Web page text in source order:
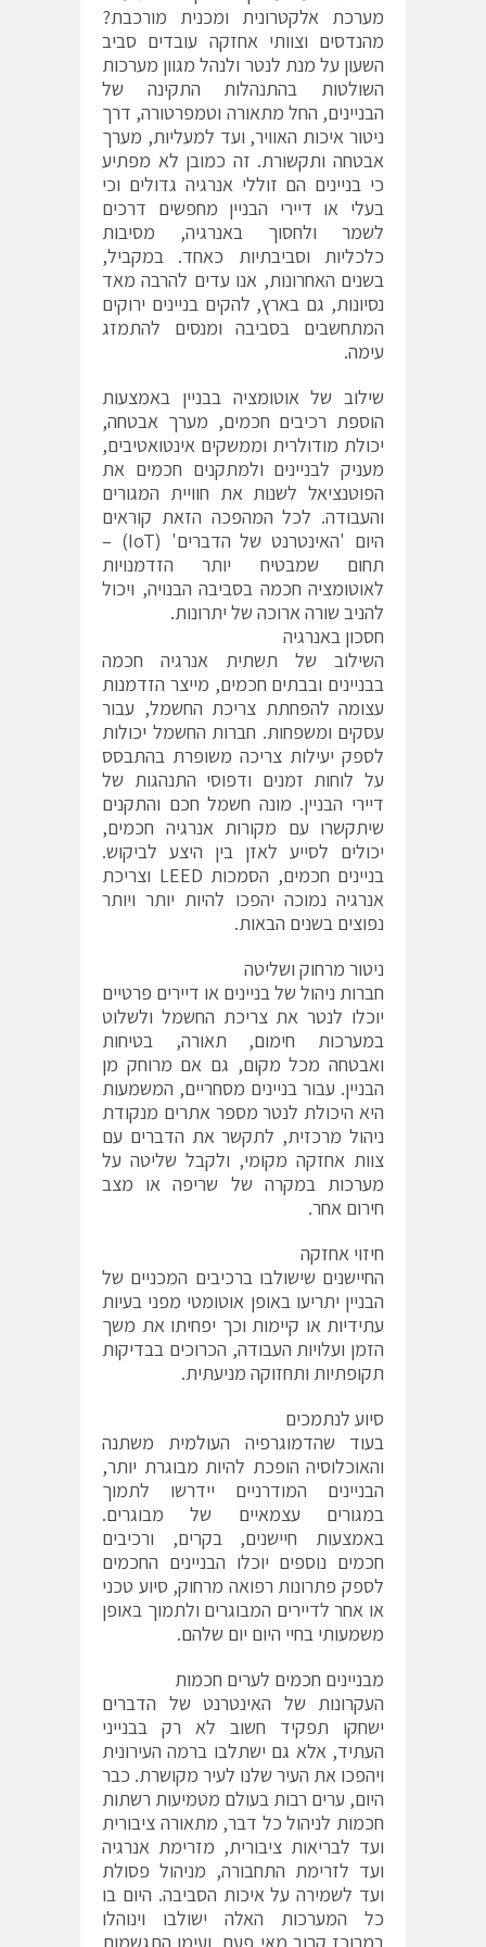
מערכת אלקטרונית ומכנית מורכבת?
מהנדסים וצוותי אחזקה עובדים סביב
השעון על מנת לנטר ולנהל מגוון מערכות
השולטות בהתנהלות התקינה של
הבניינים, החל מתאורה וטמפרטורה, דרך
ניטור איכות האוויר, ועד למעליות, מערך
אבטחה ותקשורת. זה כמובן לא מפתיע
כי בניינים הם זוללי אנרגיה גדולים וכי
בעלי או דיירי הבניין מחפשים דרכים
לשמר ולחסוך באנרגיה, מסיבות
כלכליות וסביבתיות כאחד. במקביל,
בשנים האחרונות, אנו עדים להרבה מאד
נסיונות, גם בארץ, להקים בניינים ירוקים
המתחשבים בסביבה ומנסים להתמזג
עימה.
שילוב של אוטומציה בבניין באמצעות
הוספת רכיבים חכמים, מערך אבטחה,
יכולת מודולרית וממשקים אינטואטיבים,
מעניק לבניינים ולמתקנים חכמים את
הפוטנציאל לשנות את חוויית המגורים
והעבודה. לכל המהפכה הזאת קוראים
היום 'האינטרנט של הדברים' (IoT) –
תחום שמבטיח יותר הזדמנויות
לאוטומציה חכמה בסביבה הבנויה, ויכול
להניב שורה ארוכה של יתרונות.
חסכון באנרגיה
השילוב של תשתית אנרגיה חכמה
בבניינים ובבתים חכמים, מייצר הזדמנות
עצומה להפחתת צריכת החשמל, עבור
עסקים ומשפחות. חברות החשמל יכולות
לספק יעילות צריכה משופרת בהתבסס
על לוחות זמנים ודפוסי התנהגות של
דיירי הבניין. מונה חשמל חכם והתקנים
שיתקשרו עם מקורות אנרגיה חכמים,
יכולים לסייע לאזן בין היצע לביקוש.
בניינים חכמים, הסמכות LEED וצריכת
אנרגיה נמוכה יהפכו להיות יותר ויותר
נפוצים בשנים הבאות.
ניטור מרחוק ושליטה
חברות ניהול של בניינים או דיירים פרטיים
יוכלו לנטר את צריכת החשמל ולשלוט
במערכות חימום, תאורה, בטיחות
ואבטחה מכל מקום, גם אם מרוחק מן
הבניין. עבור בניינים מסחריים, המשמעות
היא היכולת לנטר מספר אתרים מנקודת
ניהול מרכזית, לתקשר את הדברים עם
צוות אחזקה מקומי, ולקבל שליטה על
מערכות במקרה של שריפה או מצב
חירום אחר.
חיזוי אחזקה
החיישנים שישולבו ברכיבים המכניים של
הבניין יתריעו באופן אוטומטי מפני בעיות
עתידיות או קיימות וכך יפחיתו את משך
הזמן ועלויות העבודה, הכרוכים בבדיקות
תקופתיות ותחזוקה מניעתית.
סיוע לנתמכים
בעוד שהדמוגרפיה העולמית משתנה
והאוכלוסיה הופכת להיות מבוגרת יותר,
הבניינים המודרניים יידרשו לתמוך
במגורים עצמאיים של מבוגרים.
באמצעות חיישנים, בקרים, ורכיבים
חכמים נוספים יוכלו הבניינים החכמים
לספק פתרונות רפואה מרחוק, סיוע טכני
או אחר לדיירים המבוגרים ולתמוך באופן
משמעותי בחיי היום יום שלהם.
מבניינים חכמים לערים חכמות
העקרונות של האינטרנט של הדברים
ישחקו תפקיד חשוב לא רק בבנייני
העתיד, אלא גם ישתלבו ברמה העירונית
ויהפכו את העיר שלנו לעיר מקושרת. כבר
היום, ערים רבות בעולם מטמיעות רשתות
חכמות לניהול כל דבר, מתאורה ציבורית
ועד לבריאות ציבורית, מזרימת אנרגיה
ועד לזרימת התחבורה, מניהול פסולת
ועד לשמירה על איכות הסביבה. היום בו
כל המערכות האלה ישולבו וינוהלו
במרוכז קרוב מאי פעם, ועימו התגשמות